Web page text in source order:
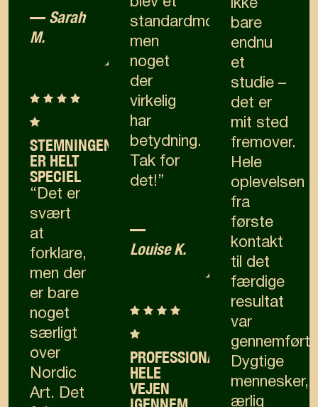
— Sarah
M.
STEMNINGEN
ER HELT
SPECIEL
“Det er
svært
at
forklare,
men der
er bare
noget
særligt
over
Nordic
Art. Det
standardmotiv,
men
noget
der
virkelig
har
betydning.
Tak for
det!”
—
Louise K.
PROFESSIONALISME
HELE
VEJEN
ikke
bare
endnu
et
studie –
det er
mit sted
fremover.
Hele
oplevelsen
fra
første
kontakt
til det
færdige
resultat
var
gennemført.
Dygtige
mennesker,
ærlig